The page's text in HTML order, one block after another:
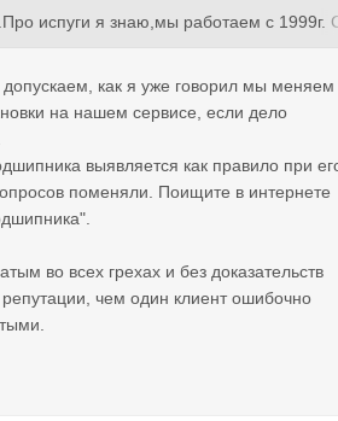
испуги я знаю,мы работаем с 1999г.
что слесарь который обслуживает
этих подшипников ни одну
не так.Вы же с своей стороны не
который есть на любых производствах.
можно было всё решить
как я уже говорил мы меняем
на нашем сервисе, если дело
выявляется как правило при
поменяли. Поищите в интернете
во всех грехах и без доказательств
чем один клиент ошибочно